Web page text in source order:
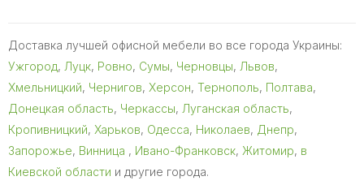
Доставка лучшей офисной мебели во все города Украины:
Ужгород, Луцк, Ровно, Сумы, Черновцы, Львов,
Хмельницкий, Чернигов, Херсон, Тернополь, Полтава,
Донецкая область, Черкассы, Луганская область,
Кропивницкий, Харьков, Одесса, Николаев, Днепр,
Запорожье, Винница , Ивано-Франковск, Житомир, в
Киевской области и другие города.